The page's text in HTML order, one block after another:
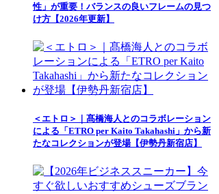
性」が重要！バランスの良いフレームの見つ
け方【2026年更新】
＜エトロ＞｜髙橋海人とのコラボレーション
による「ETRO per Kaito Takahashi」から新
たなコレクションが登場【伊勢丹新宿店】